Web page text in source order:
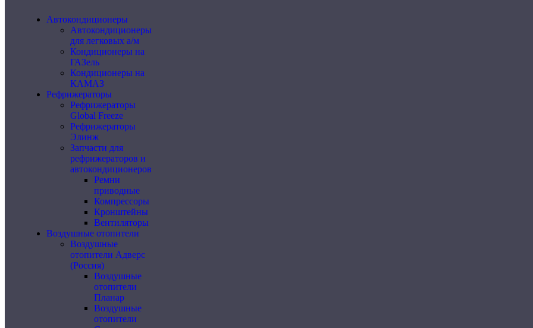
Автокондиционеры
Автокондиционеры
для легковых а/м
Кондиционеры на
ГАЗель
Кондиционеры на
КАМАЗ
Рефрижераторы
Рефрижераторы
Global Freeze
Рефрижераторы
Элинж
Запчасти для
рефрижераторов и
автокондиционеров
Ремни
приводные
Компрессоры
Кронштейны
Вентиляторы
Воздушные отопители
Воздушные
отопители Адверс
(Россия)
Воздушные
отопители
Планар
Воздушные
отопители